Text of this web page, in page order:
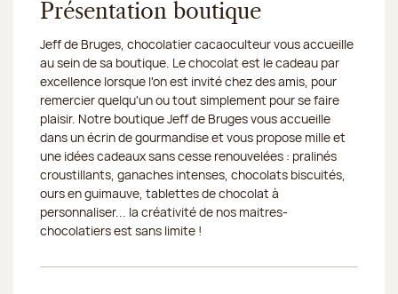
Présentation boutique
Jeff de Bruges, chocolatier cacaoculteur vous accueille
au sein de sa boutique. Le chocolat est le cadeau par
excellence lorsque l'on est invité chez des amis, pour
remercier quelqu'un ou tout simplement pour se faire
plaisir. Notre boutique Jeff de Bruges vous accueille
dans un écrin de gourmandise et vous propose mille et
une idées cadeaux sans cesse renouvelées : pralinés
croustillants, ganaches intenses, chocolats biscuités,
ours en guimauve, tablettes de chocolat à
personnaliser... la créativité de nos maitres-
chocolatiers est sans limite !